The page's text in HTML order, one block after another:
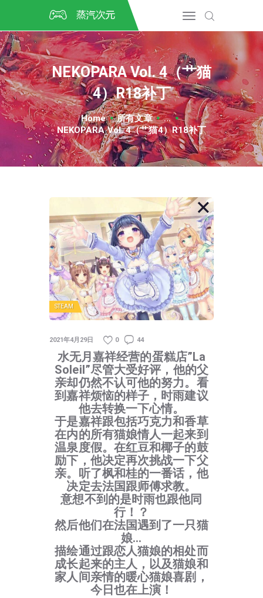
NEKOPARA Vol. 4（艹猫
4）R18补丁
Home 所有文章
...
NEKOPARA Vol. 4（艹猫4）R18补丁
CSGO开箱
DOTA2开箱
开箱教程
CSGO/DOTA2/绝地求生第
三方开箱
COSPLAY
CSGO音乐盒
CSGO手套
STEAM
2021年4月29日 0 44
水无月嘉祥经营的蛋糕店”La
Soleil”尽管大受好评，他的父
亲却仍然不认可他的努力。看
到嘉祥烦恼的样子，时雨建议
他去转换一下心情。
于是嘉祥跟包括巧克力和香草
在内的所有猫娘情人一起来到
温泉度假。在红豆和椰子的鼓
励下，他决定再次挑战一下父
亲。听了枫和桂的一番话，他
决定去法国跟师傅求教。
意想不到的是时雨也跟他同
行！？
然后他们在法国遇到了一只猫
娘…
描绘通过跟恋人猫娘的相处而
成长起来的主人，以及猫娘和
家人间亲情的暖心猫娘喜剧，
今日也在上演！